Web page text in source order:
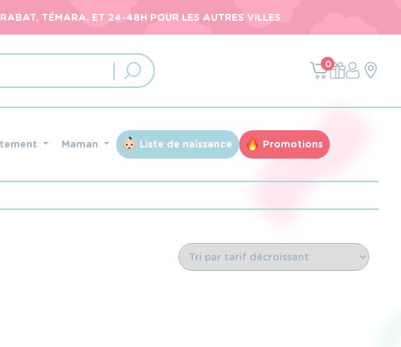
TÉMARA, ET 24-48H POUR LES AUTRES VILLES
0
Maman Liste de naissance Promotions